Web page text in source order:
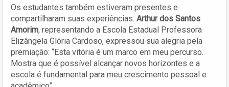
Os estudantes também estiveram presentes e
compartilharam suas experiências. Arthur dos Santos
Amorim, representando a Escola Estadual Professora
Elizângela Glória Cardoso, expressou sua alegria pela
premiação: “Esta vitória é um marco em meu percurso.
Mostra que é possível alcançar novos horizontes e a
escola é fundamental para meu crescimento pessoal e